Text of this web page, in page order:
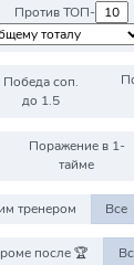
Против ТОП-
Победа соп.
до 1.5
Поражение в 1-
тайме
тренером Все
после 🏆